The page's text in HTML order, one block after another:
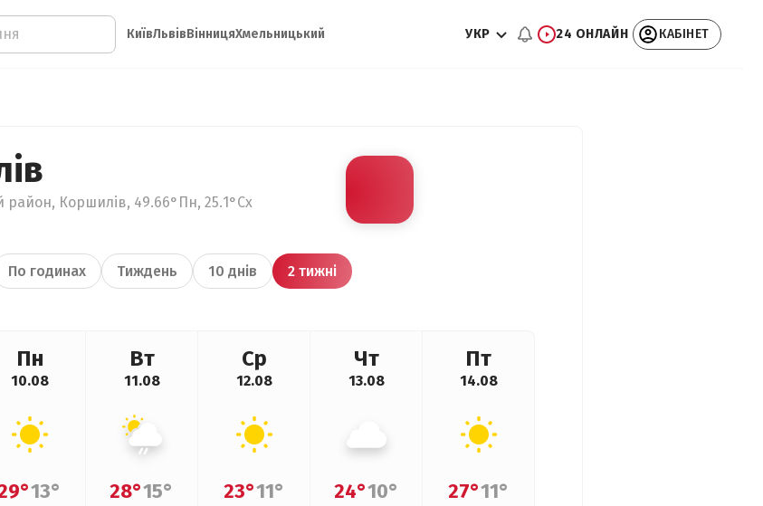
КиївЛьвівВінницяХмельницький УКР 24 ОНЛАЙН КАБІНЕТ
район, Коршилів, 49.66°Пн, 25.1°Сх
По годинах Тиждень 10 днів 2 тижні
Пн
10.08
13°
Вт
11.08
28°15°
Ср
12.08
23°11°
Чт
13.08
24°10°
Пт
14.08
27°11°